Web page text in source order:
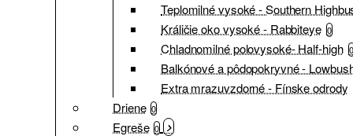
Teplomilné vysoké - Southern
Králičie oko vysoké - Rabbiteye 0
Chladnomilné polovysoké- Half-high 0
Balkónové a pôdopokryvné -
Extra mrazuvzdorné - Fínske odrody
Driene 0
Egreše 0